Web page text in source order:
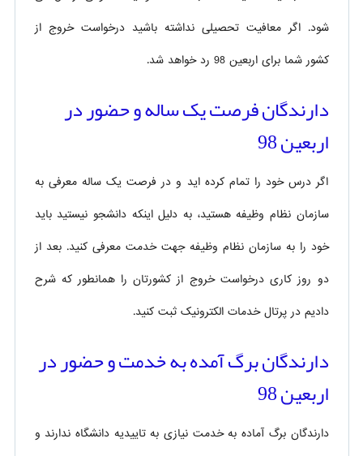
شود. اگر معافیت تحصیلی نداشته باشید درخواست خروج از
کشور شما برای اربعین 98 رد خواهد شد.
دارندگان فرصت یک ساله و حضور در
اربعین 98
اگر درس خود را تمام کرده اید و در فرصت یک ساله معرفی به
سازمان نظام وظیفه هستید، به دلیل اینکه دانشجو نیستید باید
خود را به سازمان نظام وظیفه جهت خدمت معرفی کنید. بعد از
دو روز کاری درخواست خروج از کشورتان را همانطور که شرح
دادیم در پرتال خدمات الکترونیک ثبت کنید.
دارندگان برگ آمده به خدمت و حضور در
اربعین 98
دارندگان برگ آماده به خدمت نیازی به تاییدیه دانشگاه ندارند و